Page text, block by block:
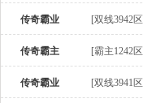
传奇霸业 [双线3942
传奇霸主 [霸主1242
传奇霸业 [双线3941